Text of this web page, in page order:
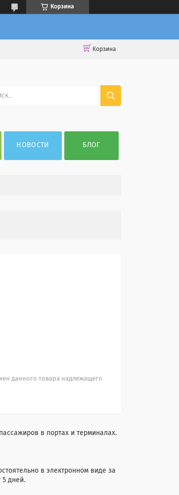
Корзина
Корзина
НОВОСТИ БЛОГ
данного товара надлежащего
в портах и терминалах.
в электронном виде за
5 дней.